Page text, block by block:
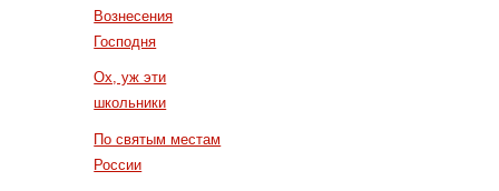
Вознесения
Господня
Ох, уж эти
школьники
По святым местам
России